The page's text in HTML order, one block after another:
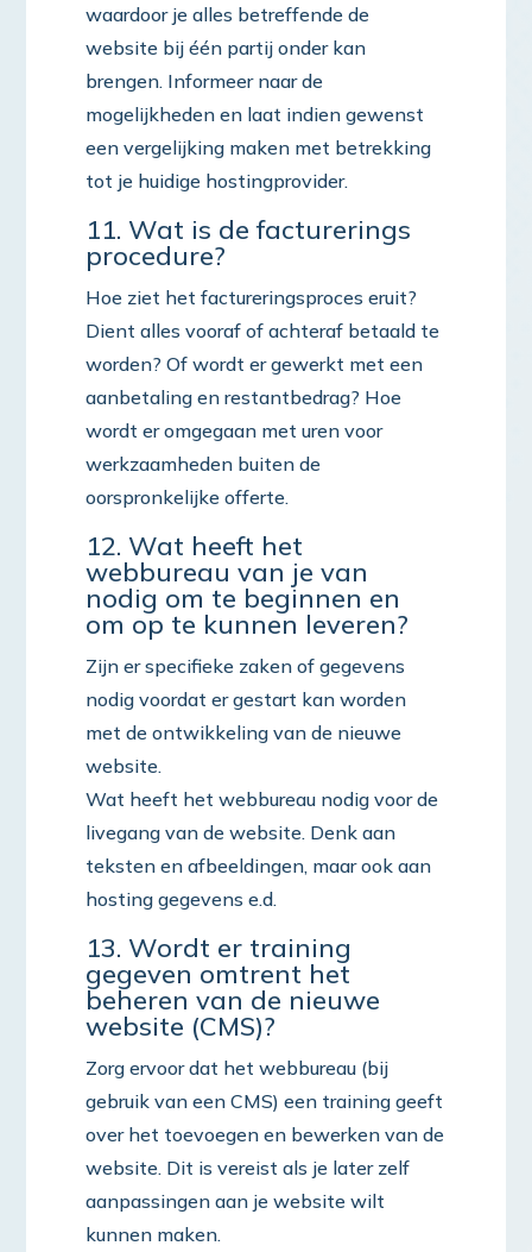
waardoor je alles betreffende de
website bij één partij onder kan
brengen. Informeer naar de
mogelijkheden en laat indien gewenst
een vergelijking maken met betrekking
tot je huidige hostingprovider.
11. Wat is de facturerings
procedure?
Hoe ziet het factureringsproces eruit?
Dient alles vooraf of achteraf betaald te
worden? Of wordt er gewerkt met een
aanbetaling en restantbedrag? Hoe
wordt er omgegaan met uren voor
werkzaamheden buiten de
oorspronkelijke offerte.
12. Wat heeft het
webbureau van je van
nodig om te beginnen en
om op te kunnen leveren?
Zijn er specifieke zaken of gegevens
nodig voordat er gestart kan worden
met de ontwikkeling van de nieuwe
website.
Wat heeft het webbureau nodig voor de
livegang van de website. Denk aan
teksten en afbeeldingen, maar ook aan
hosting gegevens e.d.
13. Wordt er training
gegeven omtrent het
beheren van de nieuwe
website (CMS)?
Zorg ervoor dat het webbureau (bij
gebruik van een CMS) een training geeft
over het toevoegen en bewerken van de
website. Dit is vereist als je later zelf
aanpassingen aan je website wilt
kunnen maken.